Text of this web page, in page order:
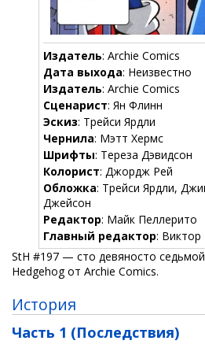
Издатель: Archie Comics
Дата выхода: Неизвестно
Издатель: Archie Comics
Сценарист: Ян Флинн
Эскиз: Трейси Ярдли
Чернила: Мэтт Хермс
Шрифты: Тереза Дэвидсон
Колорист: Джордж Рей
Обложка: Трейси Ярдли,
Джейсон
Редактор: Майк Пеллерито
Главный редактор: Виктор
StH #197 — сто девяносто
Hedgehog от Archie Comics.
История
Часть 1 (Последствия)